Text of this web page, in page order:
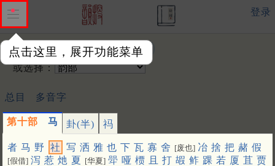
点击这里，展开功能菜单
登录
输入韵字：
或选择：
总目 多音字
第十部 马 卦(半) 祃
者 马 野 社 写 洒 雅 也 下 瓦 寡 舍 [废也] 冶 捨 把 赭 假
[假借] 泻 惹 灺 夏 [华夏] 斝 哑 槚 且 打 嘏 鲊 踝 若 厦 苴 贾